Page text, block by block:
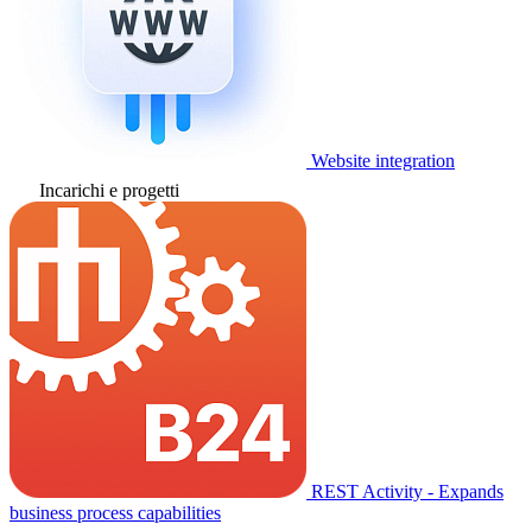
Website integration
Incarichi e progetti
REST Activity - Expands
business process capabilities